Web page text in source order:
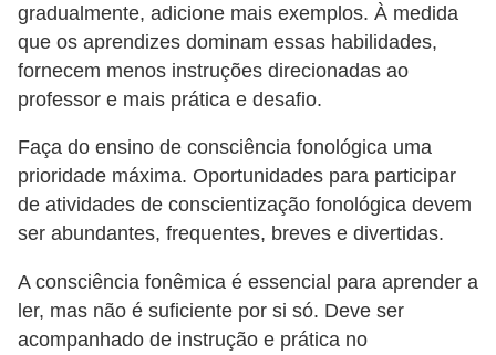
gradualmente, adicione mais exemplos. À medida
que os aprendizes dominam essas habilidades,
fornecem menos instruções direcionadas ao
professor e mais prática e desafio.
Faça do ensino de consciência fonológica uma
prioridade máxima. Oportunidades para participar
de atividades de conscientização fonológica devem
ser abundantes, frequentes, breves e divertidas.
A consciência fonêmica é essencial para aprender a
ler, mas não é suficiente por si só. Deve ser
acompanhado de instrução e prática no